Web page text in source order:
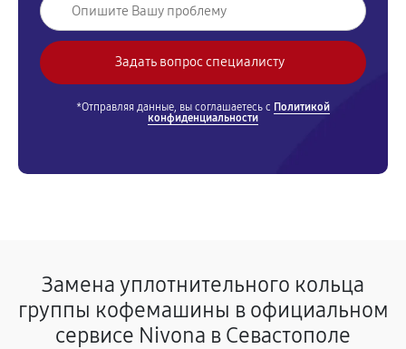
*Отправляя данные, вы соглашаетесь с Политикой
конфиденциальности
Замена уплотнительного кольца
группы кофемашины в официальном
сервисе Nivona в Севастополе